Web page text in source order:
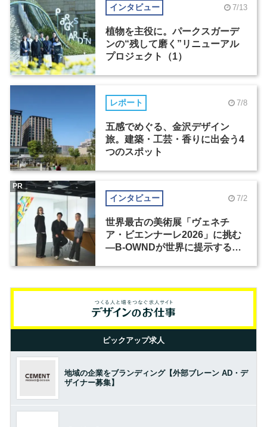
インタビュー 7/13
植物を主役に。パークスガーデ
ンの“残して磨く”リニューアル
プロジェクト（1）
レポート 7/8
五感でめぐる、金沢デザイン
旅。建築・工芸・香りに出会う4
つのスポット
インタビュー 7/2
世界最古の美術展「ヴェネチ
ア・ビエンナーレ2026」に挑む
―B-OWNDが世界に提示する美
PR
ピックアップ求人
地域の企業をブランディング【外部ブレーン AD・デ
ザイナー募集】